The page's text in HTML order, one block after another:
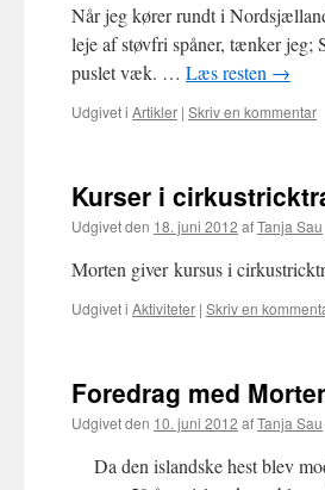
Når jeg kører rundt i
leje af støvfri spåner, tænker jeg;
puslet væk. … Læs resten →
Udgivet i Artikler | Skriv en kommentar
Kurser i
Udgivet den 18. juni 2012 afTanja Sau
Morten giver kursus i
Udgivet i Aktiviteter | Skriv en
Foredrag med
Udgivet den 10. juni 2012 afTanja Sau
Da den islandske hest blev